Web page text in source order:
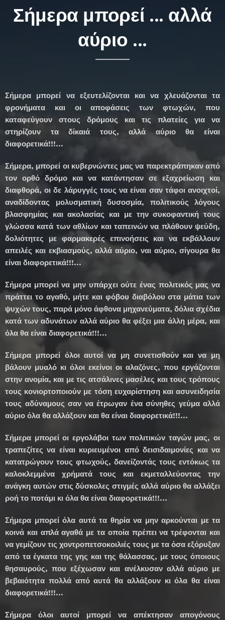
Σήμερα μπορεί ... αλλά
αύριο ...
Σήμερα μπορεί να εξευτελίζονται και να χλευάζονται τα
φρονήματα και οι αποφάσεις των φτωχών, που
καταφεύγουν στους δρόμους και τις πλατείες για να
στηρίζουν τα δίκαιά τους, αλλά αύριο θα είναι
διαφορετικά!!!...
Σήμερα, μπορεί οι κυβερνώντες μας να παρεκτράπηκαν από
τον ορθό δρόμο και να κατάντησαν σε εξαχρείωση και
διαφθορά, οι δε λάρυγγές τους να είναι σαν τάφοι ανοιχτοί,
αναδίδοντας μολυσματική δυσοσμία, πολιτικούς λόγους
βλασφημίας και ακολασίας και με την συκοφαντική τους
γλώσσα κατά των αθλίων και ταπεινών να πλάθουν ψεύδη,
δολιότητες με φαρμακερές επινοήσεις και να εκβάλλουν
απειλές και εκβιασμούς, αλλά αύριο, ναι αύριο, σίγουρα θα
είναι διαφορετικά!!!...
Σήμερα μπορεί να μην υπάρχει ούτε ένας πολιτικός μας να
πράττει το αγαθό, μήτε και φόβου διαβόλου στα μάτια των
ψυχών τους, παρά μόνο άφθονα μηχανεύματα, δόλια σχέδια
κατά των αδυνάτων αλλά αύριο θα φέξει μια άλλη μέρα, και
όλα θα είναι διαφορετικά!!!...
Σήμερα μπορεί όλοι αυτοί να μη συνετισθούν και να μη
βάλουν μυαλό κι όλοι εκείνοι οι αλαζόνες, που εργάζονται
στην ανομία, και με τις ατσάλινες μασέλες και τους τρόπους
τους κονιορτοποιούν με τόση ευχαρίστηση και ασυνειδησία
τους αδύναμους σαν να έτρωγαν ένα σύνηθες γεύμα αλλά
αύριο όλα θα αλλάξουν και θα είναι διαφορετικά!!!...
Σήμερα μπορεί οι εργολάβοι των πολιτικών ταγών μας, οι
τραπεζίτες να είναι κυριευμένοι από δεισιδαιμονίες και να
κατατρώγουν τους φτωχούς, δανείζοντάς τους εντόκως τα
καλοκλεμμένα χρήματά τους και εκμεταλλεύοντας την
ανάγκη αυτών στις δύσκολες στιγμές αλλά αύριο θα αλλάξει
ροή το ποτάμι κι όλα θα είναι διαφορετικά!!!...
Σήμερα μπορεί όλα αυτά τα θηρία να μην αρκούνται με τα
κοινά και απλά αγαθά με τα οποία πρέπει να τρέφονται και
να γεμίζουν τις χοντροπετσοκοιλιές τους με τα όσα εξόρυξαν
από τα έγκατα της γης και της θάλασσας, με τους όποιους
θησαυρούς, που εξέχωσαν και ανέλκυσαν αλλά αύριο με
βεβαιότητα πολλά από αυτά θα αλλάξουν κι όλα θα είναι
διαφορετικά!!!...
Σήμερα όλοι αυτοί μπορεί να απέκτησαν απογόνους